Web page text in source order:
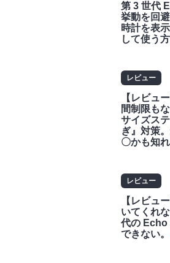
第 3 世代
挙動を回
時計を表
して使う
レビュー
【レビュ
間制限も
サイズス
ぎ』対策
〇かも知れ
レビュー
【レビュ
いてくれ
代の Echo
できない。